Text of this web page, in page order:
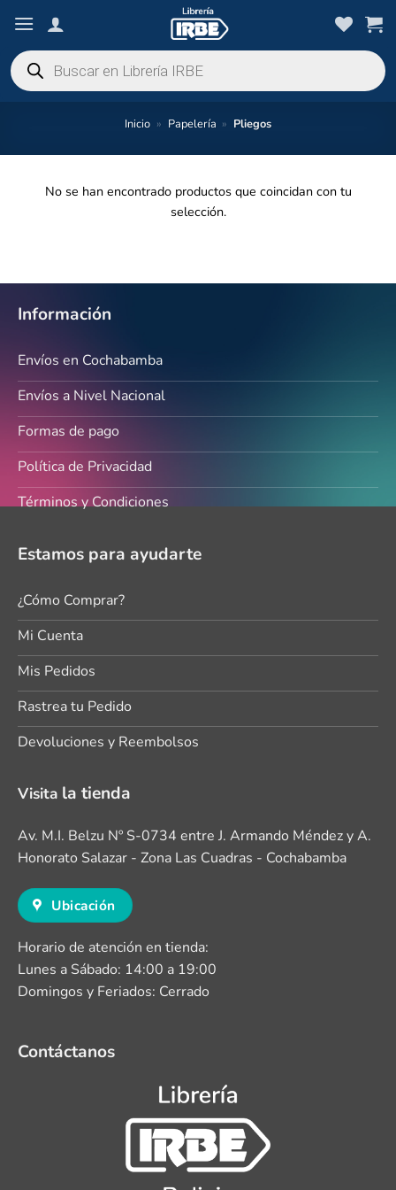
contenido
Búsqueda
de
productos
Inicio » Papelería » Pliegos
No se han encontrado productos que coincidan con tu
selección.
Información
Envíos en Cochabamba
Envíos a Nivel Nacional
Formas de pago
Política de Privacidad
Términos y Condiciones
Estamos para ayudarte
¿Cómo Comprar?
Mi Cuenta
Mis Pedidos
Rastrea tu Pedido
Devoluciones y Reembolsos
Visita la tienda
Av. M.I. Belzu Nº S-0734 entre J. Armando Méndez y A.
Honorato Salazar - Zona Las Cuadras - Cochabamba
Ubicación
Horario de atención en tienda:
Lunes a Sábado: 14:00 a 19:00
Domingos y Feriados: Cerrado
Contáctanos